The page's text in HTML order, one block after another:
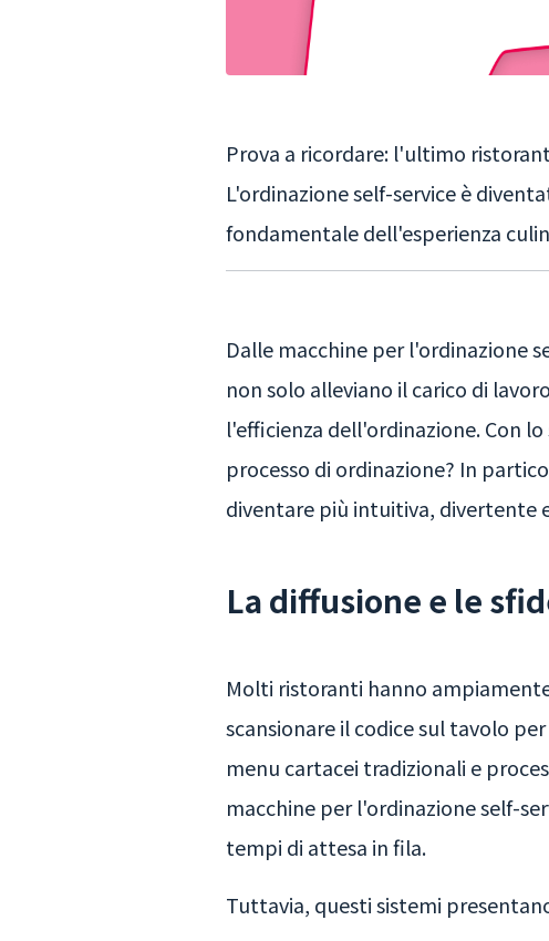
Prova a ricordare: l'ultimo
L'ordinazione self-service è
fondamentale dell'esperienza
Dalle macchine per l'ordinazione
non solo alleviano il carico di
l'efficienza dell'ordinazione. Con
processo di ordinazione? In
diventare più intuitiva, divertente
La diffusione e le
Molti ristoranti hanno
scansionare il codice sul tavolo
menu cartacei tradizionali e
macchine per l'ordinazione self-
tempi di attesa in fila.
Tuttavia, questi sistemi